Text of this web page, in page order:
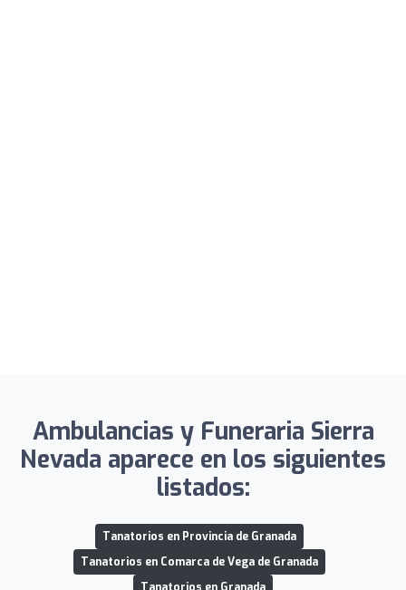
Ambulancias y Funeraria Sierra
Nevada aparece en los siguientes
listados:
Tanatorios en Provincia de Granada
Tanatorios en Comarca de Vega de Granada
Tanatorios en Granada